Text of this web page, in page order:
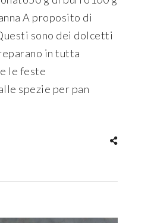
A proposito di
sono dei dolcetti
in tutta
le feste
spezie per pan